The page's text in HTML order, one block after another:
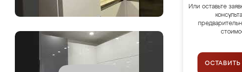
Или оставьте
ОСТАВИТЬ